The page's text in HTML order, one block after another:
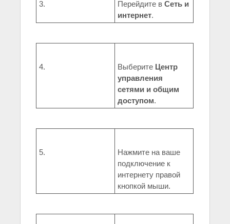
3. Перейдите в Сеть и
интернет.
4. Выберите Центр
управления
сетями и общим
доступом.
5.
Нажмите на ваше
подключение к
интернету правой
кнопкой мыши.